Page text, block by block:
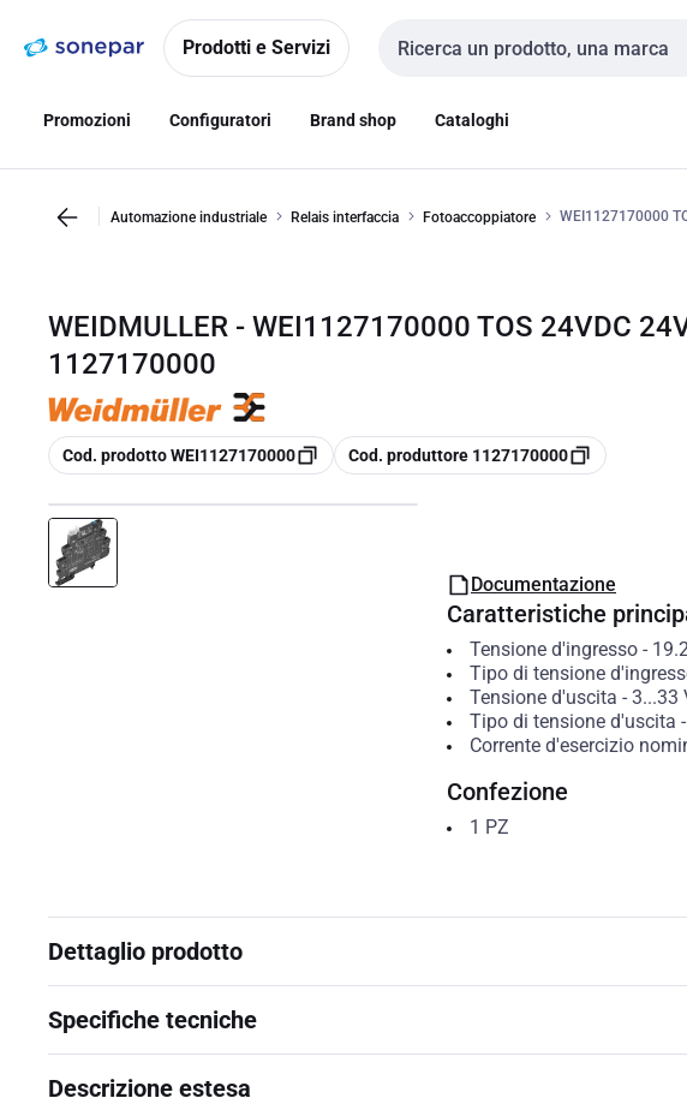
navigazionealla
Prodotti e Servizi
Cerca input
Promozioni Configuratori Brand shop Cataloghi
Automazione industriale Relais interfaccia Fotoaccoppiatore WEI1127170000
WEIDMULLER - WEI1127170000 TOS 24VDC
1127170000
copia
Cod. prodotto WEI1127170000 copia
Cod. produttore 1127170000
Documentazione
Caratteristiche
Tensione d'ingresso-
Tipo di tensione
Tensione d'uscita - 3...33
Tipo di tensione d'uscita -
Corrente d'esercizio
Confezione
1 PZ
Dettaglio prodotto
Specifiche tecniche
Descrizione estesa